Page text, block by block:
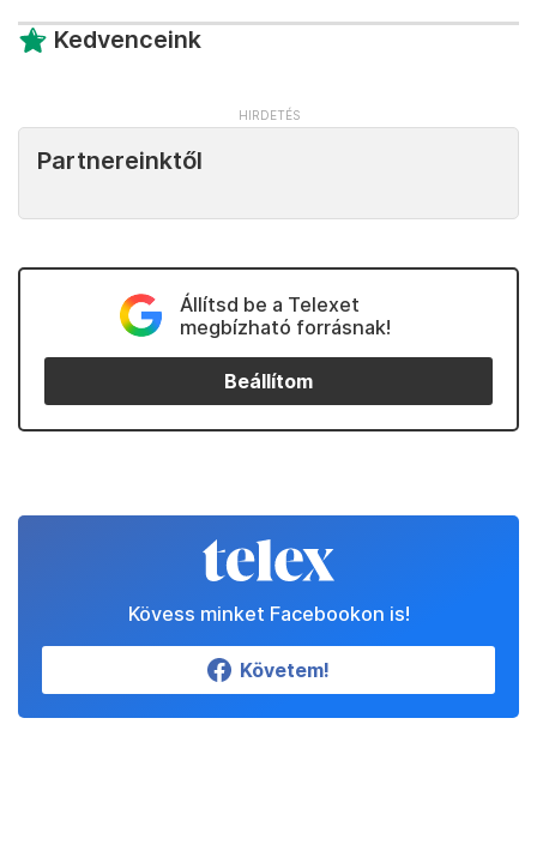
Kedvenceink
Partnereinktől
Állítsd be a Telexet
megbízható forrásnak!
Beállítom
Kövess minket Facebookon is!
Követem!